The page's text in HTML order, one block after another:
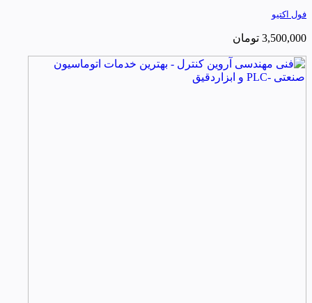
فول اکتیو
3,500,000 تومان